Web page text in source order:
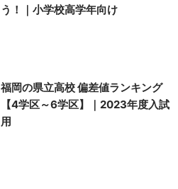
う！｜小学校高学年向け
福岡の県立高校 偏差値ランキング
【4学区～6学区】｜2023年度入試
用